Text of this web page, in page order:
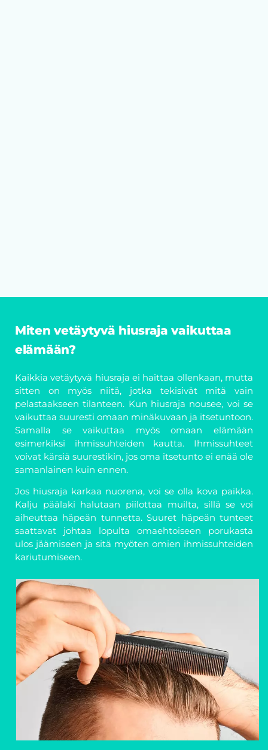
Miten vetäytyvä hiusraja vaikuttaa
elämään?
Kaikkia vetäytyvä hiusraja ei haittaa ollenkaan, mutta
sitten on myös niitä, jotka tekisivät mitä vain
pelastaakseen tilanteen. Kun hiusraja nousee, voi se
vaikuttaa suuresti omaan minäkuvaan ja itsetuntoon.
Samalla se vaikuttaa myös omaan elämään
esimerkiksi ihmissuhteiden kautta. Ihmissuhteet
voivat kärsiä suurestikin, jos oma itsetunto ei enää ole
samanlainen kuin ennen.
Jos hiusraja karkaa nuorena, voi se olla kova paikka.
Kalju päälaki halutaan piilottaa muilta, sillä se voi
aiheuttaa häpeän tunnetta. Suuret häpeän tunteet
saattavat johtaa lopulta omaehtoiseen porukasta
ulos jäämiseen ja sitä myöten omien ihmissuhteiden
kariutumiseen.